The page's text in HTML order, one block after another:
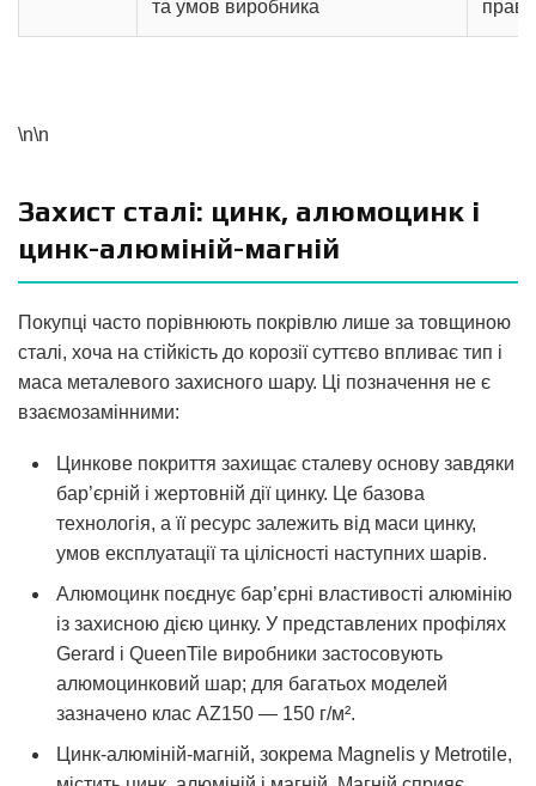
та умов виробника
\n\n
Захист сталі: цинк, алюмоцинк і
цинк-алюміній-магній
Покупці часто порівнюють покрівлю лише за товщиною
сталі, хоча на стійкість до корозії суттєво впливає тип і
маса металевого захисного шару. Ці позначення не є
взаємозамінними:
Цинкове покриття захищає сталеву основу завдяки
бар’єрній і жертовній дії цинку. Це базова
технологія, а її ресурс залежить від маси цинку,
умов експлуатації та цілісності наступних шарів.
Алюмоцинк поєднує бар’єрні властивості алюмінію
із захисною дією цинку. У представлених профілях
Gerard і QueenTile виробники застосовують
алюмоцинковий шар; для багатьох моделей
зазначено клас AZ150 — 150 г/м².
Цинк-алюміній-магній, зокрема Magnelis у Metrotile,